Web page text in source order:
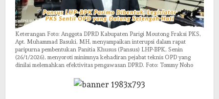
Keterangan Foto: Anggota DPRD Kabupaten Parigi Moutong Fraksi PKS,
Apt. Muhammad Basuki, MH, menyampaikan interupsi dalam rapat
paripurna pembentukan Panitia Khusus (Pansus) LHP-BPK, Senin
(26/1/2026), menyoroti minimnya kehadiran pejabat teknis OPD yang
dinilai melemahkan efektivitas pengawasan DPRD. Foto: Tommy Noho